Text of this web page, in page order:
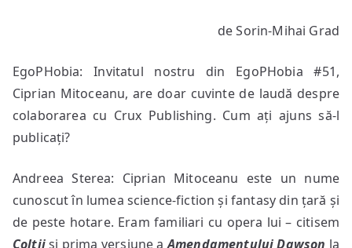
Publishing
fără
Ciprian
de Sorin-Mihai Grad
EgoPHobia: Invitatul nostru din EgoPHobia #51,
Ciprian Mitoceanu, are doar cuvinte de laudă despre
colaborarea cu Crux Publishing. Cum ați ajuns să-l
publicați?
Andreea Sterea: Ciprian Mitoceanu este un nume
cunoscut în lumea science-fiction și fantasy din țară și
de peste hotare. Eram familiari cu opera lui – citisem
Colțiiși prima versiune aAmendamentului Dawson la